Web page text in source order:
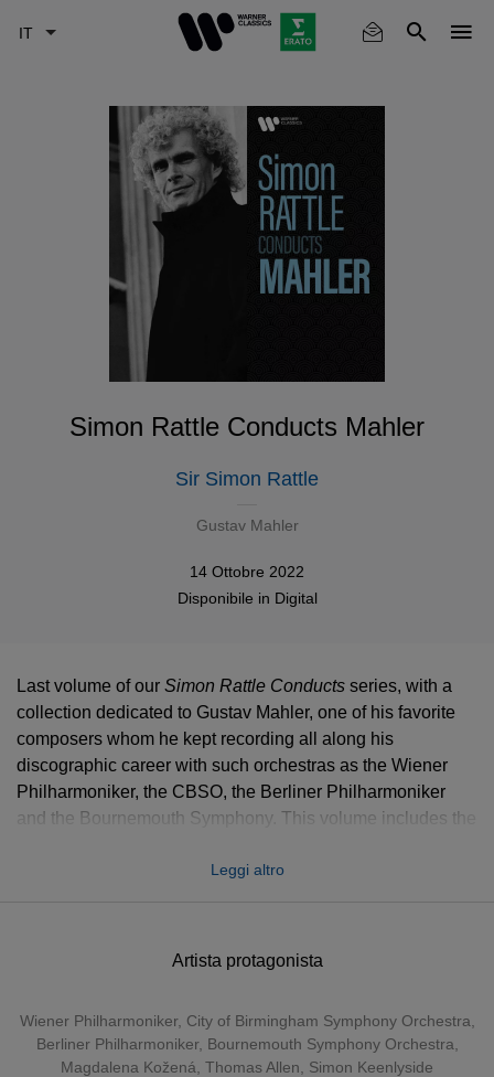
Simon Rattle Conducts Mahler
Sir Simon Rattle
Gustav Mahler
14 Ottobre 2022
Disponibile in Digital
Artista protagonista
Wiener Philharmoniker, City of Birmingham Symphony Orchestra
Berliner Philharmoniker, Bournemouth Symphony Orchestra
Magdalena Kožená Thomas Allen Simon Keenlyside
Last volume of our Simon Rattle Conducts series, with a
collection dedicated to Gustav Mahler, one of his favorite
composers whom he kept recording all along his
discographic career with such orchestras as the Wiener
Philharmoniker, the CBSO, the Berliner Philharmoniker
and the Bournemouth Symphony. This volume includes the
symphony, the breathtakingSymphony of a Thousand
Leggi altro